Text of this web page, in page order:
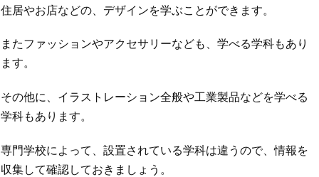
住居やお店などの、デザインを学ぶことができます。
またファッションやアクセサリーなども、学べる学科もあり
ます。
その他に、イラストレーション全般や工業製品などを学べる
学科もあります。
専門学校によって、設置されている学科は違うので、情報を
収集して確認しておきましょう。